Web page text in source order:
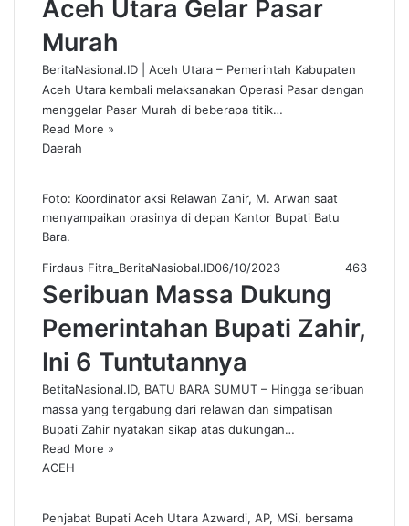
Aceh Utara Gelar Pasar
Murah
BeritaNasional.ID | Aceh Utara – Pemerintah Kabupaten
Aceh Utara kembali melaksanakan Operasi Pasar dengan
menggelar Pasar Murah di beberapa titik…
Read More »
Daerah
Foto: Koordinator aksi Relawan Zahir, M. Arwan saat
menyampaikan orasinya di depan Kantor Bupati Batu
Bara.
Firdaus Fitra_BeritaNasiobal.ID06/10/2023 463
Seribuan Massa Dukung
Pemerintahan Bupati Zahir,
Ini 6 Tuntutannya
BetitaNasional.ID, BATU BARA SUMUT – Hingga seribuan
massa yang tergabung dari relawan dan simpatisan
Bupati Zahir nyatakan sikap atas dukungan…
Read More »
ACEH
Penjabat Bupati Aceh Utara Azwardi, AP, MSi, bersama